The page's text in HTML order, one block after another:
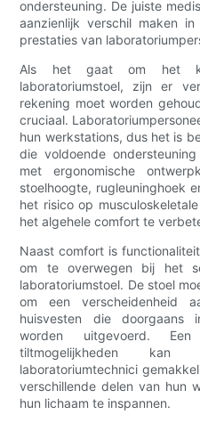
ondersteuning. De juiste
aanzienlijk verschil maken
prestaties van
Als het gaat om het
laboratoriumstoel, zijn er
rekening moet worden
cruciaal.
hun werkstations, dus het is
die voldoende
met ergonomische
stoelhoogte, rugleuninghoek
het risico op
het algehele comfort te
Naast comfort is
om te overwegen bij het
laboratoriumstoel. De stoel
om een ​​verscheidenheid
huisvesten die doorgaans
worden uitgevoerd.
tiltmogelijkheden
laboratoriumtechnici
verschillende delen van hun
hun lichaam te inspannen.